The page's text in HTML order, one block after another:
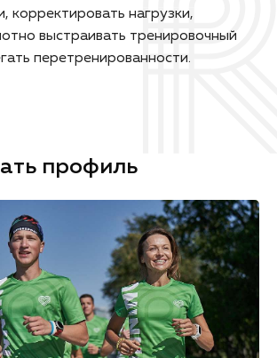
корректировать нагрузки,
выстраивать тренировочный
перетренированности.
профиль